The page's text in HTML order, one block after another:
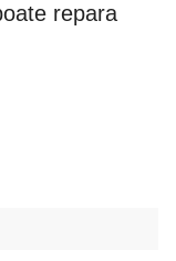
repara